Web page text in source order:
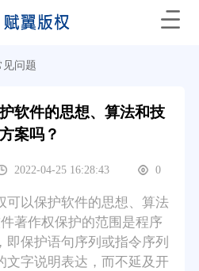
见问题
软件的思想、算法和技
案吗？
2022-04-25 16:28:43 0
可以保护软件的思想、算法
著作权保护的范围是程序
即保护语句序列或指令序列
文字说明表达，而不延及开